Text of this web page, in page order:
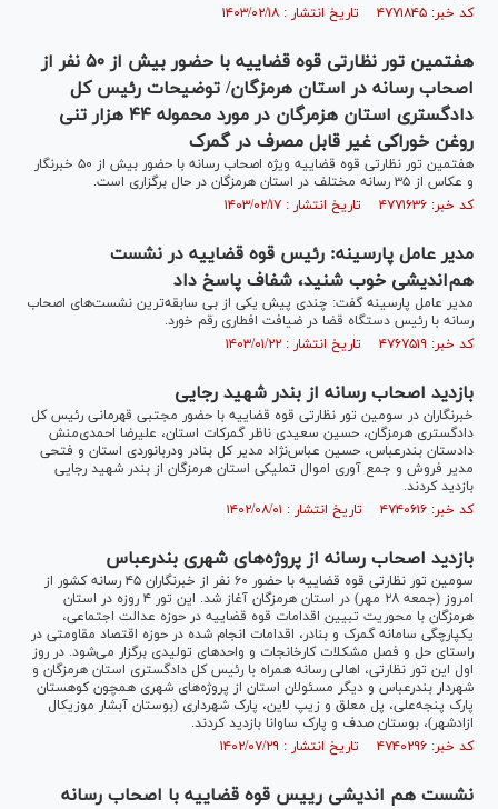
کد خبر: ۴۷۷۱۸۴۵ تاریخ انتشار : ۱۴۰۳/۰۲/۱۸
هفتمین تور نظارتی قوه قضاییه با حضور بیش از ۵۰ نفر از
اصحاب رسانه در استان هرمزگان/ توضیحات رئیس کل
دادگستری استان هزمرگان در مورد محموله ۴۴ هزار تنی
روغن خوراکی غیر قابل مصرف در گمرک
هفتمین تور نظارتی قوه قضاییه ویژه اصحاب رسانه با حضور بیش از ۵۰ خبرنگار
و عکاس از ۳۵ رسانه مختلف در استان هرمزگان در حال برگزاری است.
کد خبر: ۴۷۷۱۶۳۶ تاریخ انتشار : ۱۴۰۳/۰۲/۱۷
مدیر عامل پارسینه: رئیس قوه قضاییه در نشست
هم‌اندیشی خوب شنید، شفاف پاسخ داد
مدیر عامل پارسینه گفت: چندی پیش یکی از بی سابقه‌ترین نشست‌های اصحاب
رسانه با رئیس دستگاه قضا در ضیافت افطاری رقم خورد.
کد خبر: ۴۷۶۷۵۱۹ تاریخ انتشار : ۱۴۰۳/۰۱/۲۲
بازدید اصحاب رسانه از بندر شهید رجایی
خبرنگاران در سومین تور نظارتی قوه قضاییه با حضور مجتبی قهرمانی رئیس کل
دادگستری هرمزگان، حسین سعیدی ناظر گمرکات استان، علیرضا احمدی‌منش
دادستان بندرعباس، حسین عباس‌نژاد مدیر کل بنادر و‌دربانوردی استان و فتحی
مدیر فروش و جمع آوری اموال تملیکی استان هرمزگان از بندر شهید رجایی
بازدید کردند.
کد خبر: ۴۷۴۰۶۱۶ تاریخ انتشار : ۱۴۰۲/۰۸/۰۱
بازدید اصحاب رسانه از پروژه‌های شهری بندرعباس
سومین تور نظارتی قوه قضاییه با حضور ۶۰ نفر از خبرنگاران ۴۵ رسانه کشور از
امروز (جمعه ۲۸ مهر) در استان هرمزگان آغاز شد. این تور ۴ روزه در استان
هرمزگان با محوریت تبیین اقدامات قوه قضاییه در حوزه عدالت اجتماعی،
یکپارچگی سامانه گمرک و بنادر، اقدامات انجام شده در حوزه اقتصاد مقاومتی در
راستای حل و فصل مشکلات کارخانجات و واحد‌های تولیدی برگزار می‌شود. در روز
اول این تور نظارتی، اهالی رسانه همراه با رئیس کل دادگستری استان هرمزگان و
شهردار بندرعباس و دیگر مسئولان استان از پروژه‌های شهری همچون کوهستان
پارک پنجه‌علی، پل معلق و زیپ لاین، پارک شهرداری (بوستان آبشار موزیکال
ازادشهر)، بوستان صدف و پارک ساوانا بازدید کردند.
کد خبر: ۴۷۴۰۲۹۶ تاریخ انتشار : ۱۴۰۲/۰۷/۲۹
نشست هم اندیشی رییس قوه قضاییه با اصحاب رسانه